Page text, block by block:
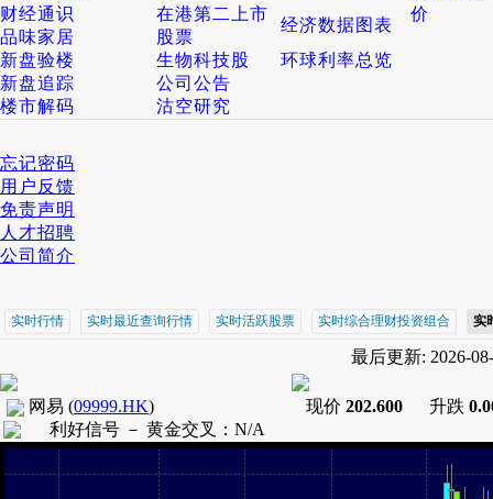
财经通识
品味家居
新盘验楼
新盘追踪
楼市解码
在港第二上市
股票
经济数据图表
生物科技股
环球利率总览
公司公告
沽空研究
价
忘记密码
用户反馈
免责声明
人才招聘
公司简介
实时行情 实时最近查询行情 实时活跃股票 实时综合理财投资组合 实
最后更新: 2026-
网易 (09999.HK) 现价 202.600 升跌
利好信号 － 黄金交叉 ： N/A